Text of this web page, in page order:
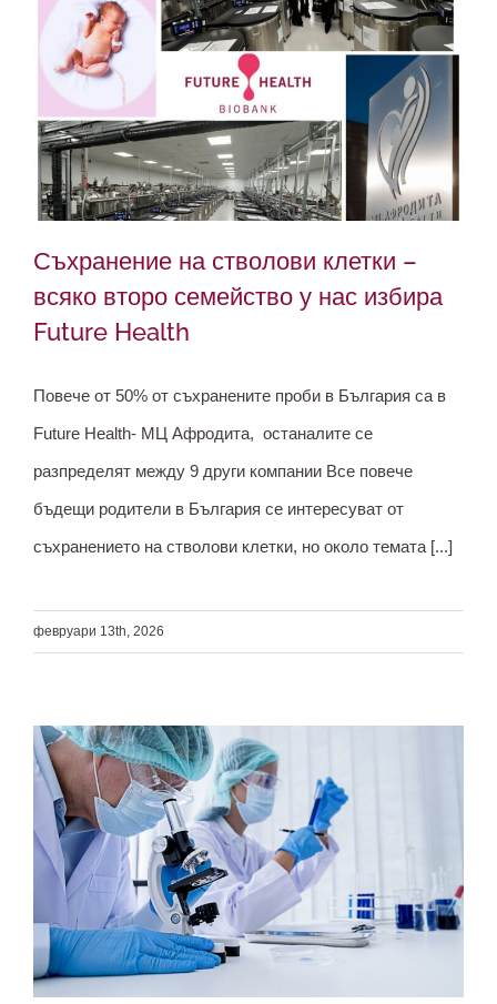
Съхранение на стволови клетки –
всяко второ семейство у нас избира
Future Health
Съхранение на стволови клетки –
всяко второ семейство у нас избира
Future Health
Повече от 50% от съхранените проби в България са в
Future Health- МЦ Афродита, останалите се
разпределят между 9 други компании Все повече
бъдещи родители в България се интересуват от
съхранението на стволови клетки, но около темата [...]
февруари 13th, 2026